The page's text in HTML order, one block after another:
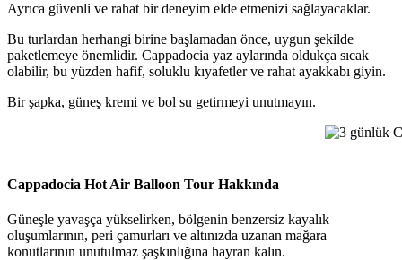
Ayrıca güvenli ve rahat bir deneyim elde etmenizi sağlayacaklar.
Bu turlardan herhangi birine başlamadan önce, uygun şekilde
paketlemeye önemlidir. Cappadocia yaz aylarında oldukça sıcak
olabilir, bu yüzden hafif, soluklu kıyafetler ve rahat ayakkabı giyin.
Bir şapka, güneş kremi ve bol su getirmeyi unutmayın.
Cappadocia Hot Air Balloon Tour Hakkında
Güneşle yavaşça yükselirken, bölgenin benzersiz kayalık
oluşumlarının, peri çamurları ve altınızda uzanan mağara
konutlarının unutulmaz şaşkınlığına hayran kalın.